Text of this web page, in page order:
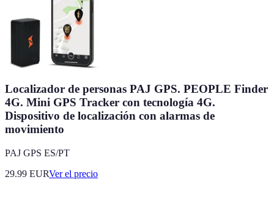
Localizador de personas PAJ GPS. PEOPLE Finder
4G. Mini GPS Tracker con tecnología 4G.
Dispositivo de localización con alarmas de
movimiento
PAJ GPS ES/PT
29.99 EURVer el precio